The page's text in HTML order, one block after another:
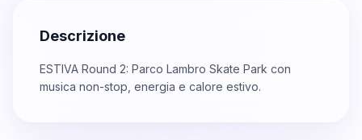
Descrizione
ESTIVA Round 2: Parco Lambro Skate Park con
musica non-stop, energia e calore estivo.